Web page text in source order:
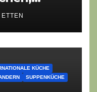
KÜCHE
SUPPENKÜCHE